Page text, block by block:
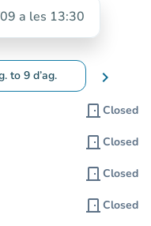
a les 13:30
to 9 d’ag.
to change dates
chevron_right
door_front Closed
door_front Closed
door_front Closed
door_front Closed